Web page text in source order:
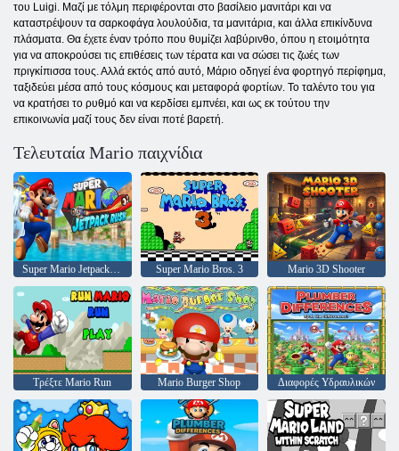
του Luigi. Μαζί με τόλμη περιφέρονται στο βασίλειο μανιτάρι και να
καταστρέψουν τα σαρκοφάγα λουλούδια, τα μανιτάρια, και άλλα επικίνδυνα
πλάσματα. Θα έχετε έναν τρόπο που θυμίζει λαβύρινθο, όπου η ετοιμότητα
για να αποκρούσει τις επιθέσεις των τέρατα και να σώσει τις ζωές των
πριγκίπισσα τους. Αλλά εκτός από αυτό, Μάριο οδηγεί ένα φορτηγό περίφημα,
ταξιδεύει μέσα από τους κόσμους και μεταφορά φορτίων. Το ταλέντο του για
να κρατήσει το ρυθμό και να κερδίσει εμπνέει, και ως εκ τούτου την
επικοινωνία μαζί τους δεν είναι ποτέ βαρετή.
Τελευταία Mario παιχνίδια
Super Mario Bros. 3 Mario 3D Shooter
Τρέξτε Mario Run Mario Burger Shop Διαφορές Υδραυλικών